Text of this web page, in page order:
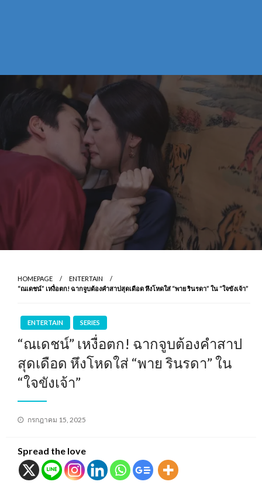
HOMEPAGE
ENTERTAIN
“ณเดชน์” เหงื่อตก! ฉากจูบต้องคำสาปสุดเดือด หึงโหดใส่ “พาย รินรดา” ใน “ใจขังเจ้า”
ENTERTAIN SERIES
“ณเดชน์” เหงื่อตก! ฉากจูบต้องคำสาป
สุดเดือด หึงโหดใส่ “พาย รินรดา” ใน
“ใจขังเจ้า”
Posted
กรกฎาคม 15, 2025
Spread the love